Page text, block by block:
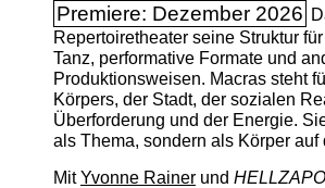
Premiere: Dezember 2026
Repertoiretheater seine Struktur
Tanz, performative Formate und
Produktionsweisen. Macras steht
Körpers, der Stadt, der sozialen
Überforderung und der Energie.
als Thema, sondern als Körper auf
MitYvonne Rainerund